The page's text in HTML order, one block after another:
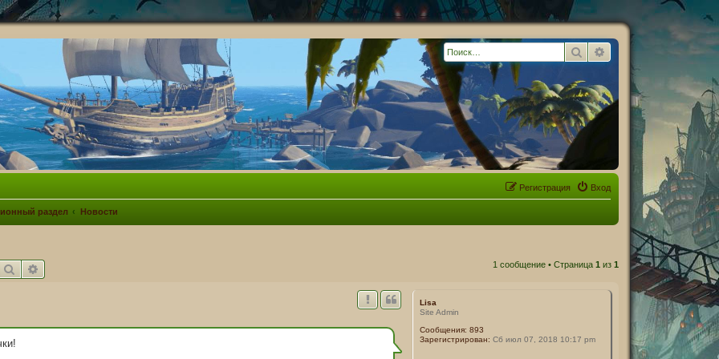
Поиск Расширенный поиск
Вход
Регистрация
раздел Новости
Поиск 1 сообщение • Страница1 из1
Lisa
Site Admin
Сообщения: 893
Зарегистрирован: Сб июл 07, 2018 10:17 pm